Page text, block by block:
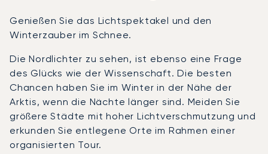
Genießen Sie das Lichtspektakel und den
Winterzauber im Schnee.
Die Nordlichter zu sehen, ist ebenso eine Frage
des Glücks wie der Wissenschaft. Die besten
Chancen haben Sie im Winter in der Nähe der
Arktis, wenn die Nächte länger sind. Meiden Sie
größere Städte mit hoher Lichtverschmutzung und
erkunden Sie entlegene Orte im Rahmen einer
organisierten Tour.